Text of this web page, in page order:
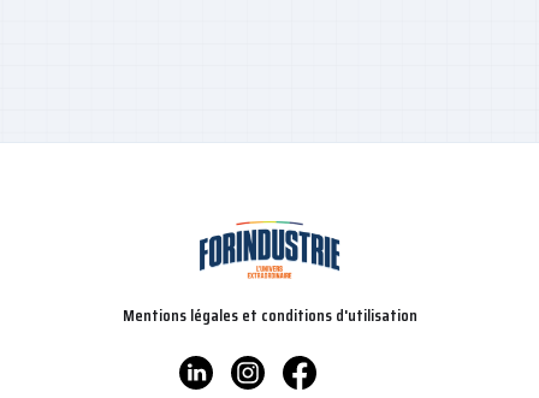
Mentions légales et conditions d'utilisation